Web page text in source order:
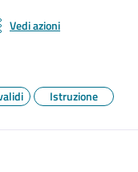
Vedi azioni
Istruzione